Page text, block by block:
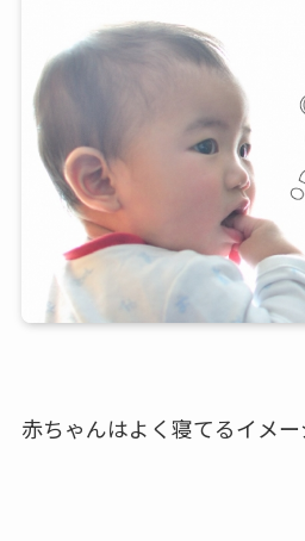
赤ちゃんはよく寝てるイメー